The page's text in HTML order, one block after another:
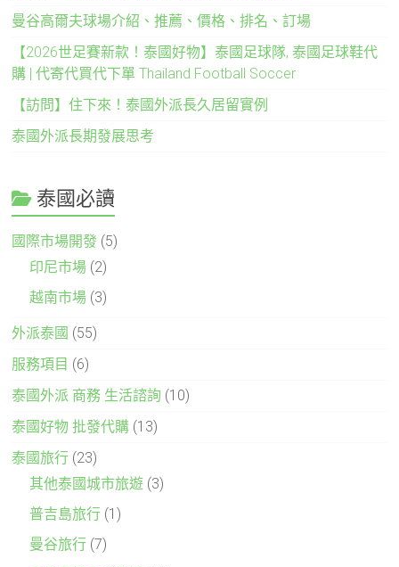
曼谷高爾夫球場介紹、推薦、價格、排名、訂場
【2026世足賽新款！泰國好物】泰國足球隊, 泰國足球鞋代
購 | 代寄代買代下單 Thailand Football Soccer
【訪問】住下來！泰國外派長久居留實例
泰國外派長期發展思考
泰國必讀
國際市場開發 (5)
印尼市場 (2)
越南市場 (3)
外派泰國 (55)
服務項目 (6)
泰國外派 商務 生活諮詢 (10)
泰國好物 批發代購 (13)
泰國旅行 (23)
其他泰國城市旅遊 (3)
普吉島旅行 (1)
曼谷旅行 (7)